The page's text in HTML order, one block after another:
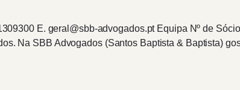
E. geral@sbb-advogados.pt Equipa Nº de
Na SBB Advogados (Santos Baptista & Baptista)